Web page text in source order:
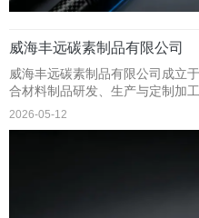
威海丰远碳素制品有限公司
威海丰远碳素制品有限公司成立
合材料制品研发、生产与定制加
2026-05-12